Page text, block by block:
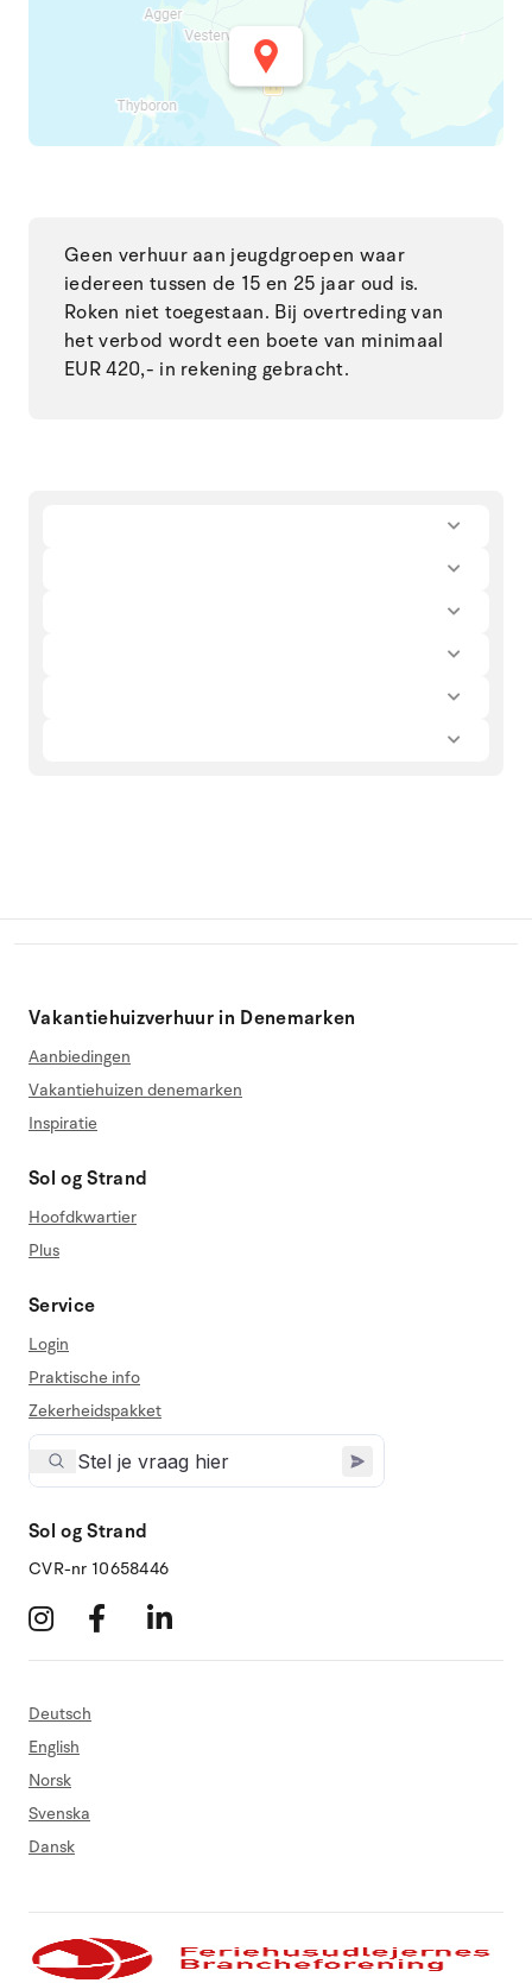
Geen verhuur aan jeugdgroepen waar
iedereen tussen de 15 en 25 jaar oud is.
Roken niet toegestaan. Bij overtreding van
het verbod wordt een boete van minimaal
EUR 420,- in rekening gebracht.
Vakantiehuizverhuur in Denemarken
Aanbiedingen
Vakantiehuizen denemarken
Inspiratie
Sol og Strand
Hoofdkwartier
Plus
Service
Login
Praktische info
Zekerheidspakket
Sol og Strand
CVR-nr 10658446
Deutsch
English
Norsk
Svenska
Dansk